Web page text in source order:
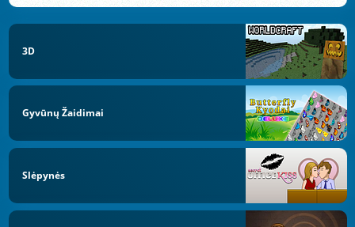
3D
Gyvūnų Žaidimai
Slėpynės